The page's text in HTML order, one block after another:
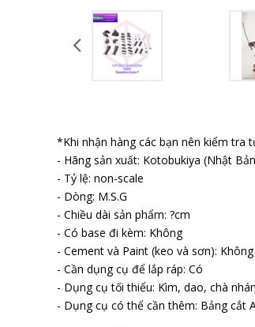
*Khi nhận hàng các bạn nên kiểm tra
- Hãng sản xuất: Kotobukiya (Nhật
- Tỷ lệ: non-scale
- Dòng: M.S.G
- Chiều dài sản phẩm: ?cm
- Có base đi kèm: Không
- Cement và Paint (keo và sơn):
- Cần dụng cụ để lắp ráp: Có
- Dụng cụ tối thiểu: Kìm, dao, chà
- Dụng cụ có thể cần thêm: Bảng cắt